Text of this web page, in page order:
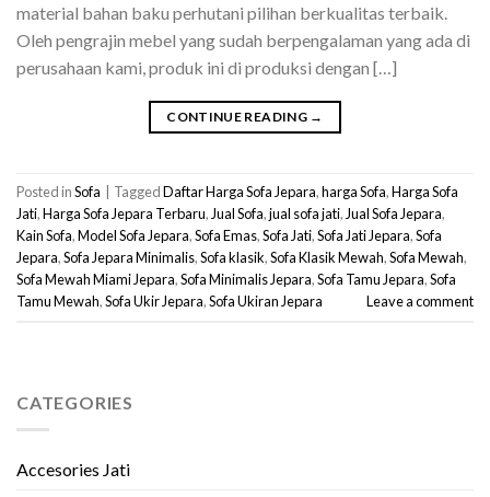
material bahan baku perhutani pilihan berkualitas terbaik.
Oleh pengrajin mebel yang sudah berpengalaman yang ada di
perusahaan kami, produk ini di produksi dengan […]
CONTINUE READING →
Posted inSofa TaggedDaftar Harga Sofa Jepara,harga Sofa,Harga Sofa
Jati,Harga Sofa Jepara Terbaru,Jual Sofa,jual sofa jati,Jual Sofa Jepara,
Kain Sofa,Model Sofa Jepara,Sofa Emas,Sofa Jati,Sofa Jati Jepara,Sofa
Jepara,Sofa Jepara Minimalis,Sofa klasik,Sofa Klasik Mewah,Sofa Mewah,
Sofa Mewah Miami Jepara,Sofa Minimalis Jepara,Sofa Tamu Jepara,Sofa
Tamu Mewah,Sofa Ukir Jepara,Sofa Ukiran Jepara Leave a comment
CATEGORIES
Accesories Jati